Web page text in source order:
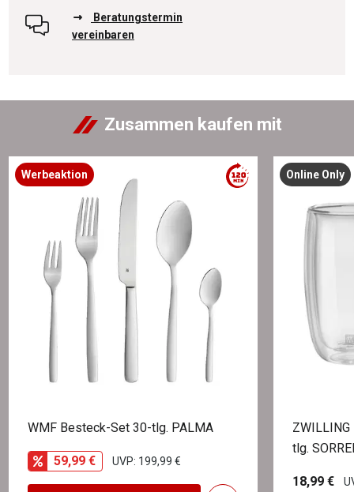
Beratungstermin
vereinbaren
Zusammen kaufen mit
Werbeaktion
WMF Besteck-Set 30-tlg. PALMA
59,99 € UVP: 199,99 €
Online Only
tlg.
18,99 €